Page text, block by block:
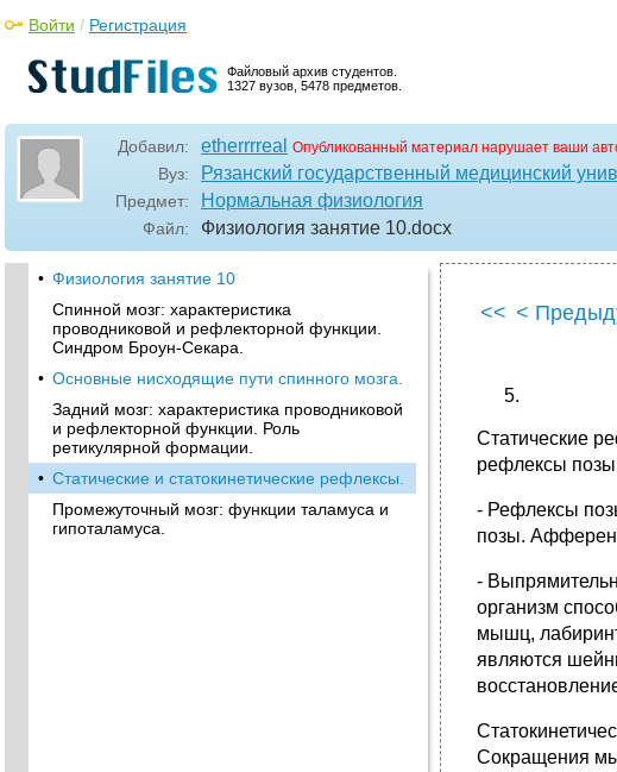
Файловый архив студентов.
1327 вузов, 5478 предметов.
Войти / Регистрация
Добавил: etherrrreal Опубликованный материал нарушает ваши
Вуз: Рязанский государственный медицинский
Предмет: Нормальная физиология
Файл: Физиология занятие 10.docx
• Физиология занятие 10
Спинной мозг: характеристика
проводниковой и рефлекторной функции.
Синдром Броун-Секара.
• Основные нисходящие пути спинного мозга.
Задний мозг: характеристика проводниковой
и рефлекторной функции. Роль
ретикулярной формации.
• Статические и статокинетические рефлексы.
Промежуточный мозг: функции таламуса и
гипоталамуса.
<< <
Статические
рефлексы
- Рефлексы
позы.
-
организм
мышц,
являются
Сокращения